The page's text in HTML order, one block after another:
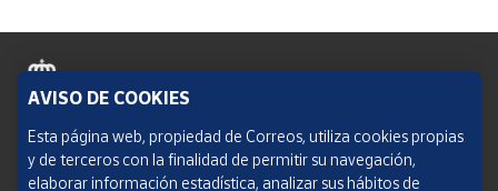
Política de cookies
Aviso legal
AVISO DE COOKIES
Esta página web, propiedad de Correos, utiliza cookies propias
y de terceros con la finalidad de permitir su navegación,
elaborar información estadística, analizar sus hábitos de